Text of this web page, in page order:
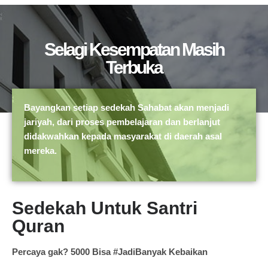
Selagi Kesempatan Masih
Terbuka
Bayangkan setiap sedekah Sahabat akan menjadi
jariyah, dari proses pembelajaran dan berlanjut
didakwahkan kepada masyarakat di daerah asal
mereka.
Sedekah Untuk Santri
Quran
Percaya gak? 5000 Bisa #JadiBanyak Kebaikan